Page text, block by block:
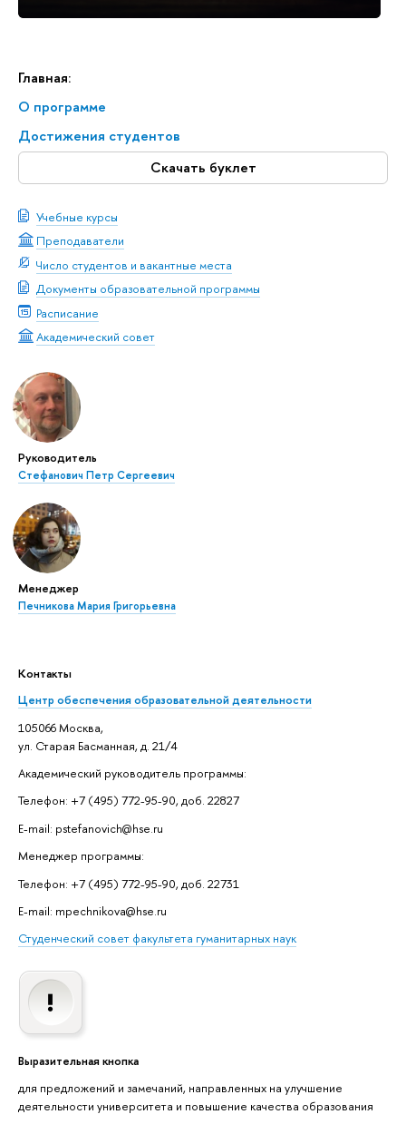
Главная:
О программе
Достижения студентов
Скачать буклет
Учебные курсы
Преподаватели
Число студентов и вакантные места
Документы образовательной программы
Расписание
Академический совет
Руководитель
Стефанович Петр Сергеевич
Менеджер
Печникова Мария Григорьевна
Контакты
Центр обеспечения образовательной деятельности
105066 Москва,
ул. Старая Басманная, д. 21/4
Академический руководитель программы:
Телефон: +7 (495) 772-95-90, доб. 22827
E-mail: pstefanovich@hse.ru
Менеджер программы:
Телефон: +7 (495) 772-95-90, доб. 22731
E-mail: mpechnikova@hse.ru
Студенческий совет факультета гуманитарных наук
Выразительная кнопка
для предложений и замечаний, направленных на улучшение
деятельности университета и повышение качества образования